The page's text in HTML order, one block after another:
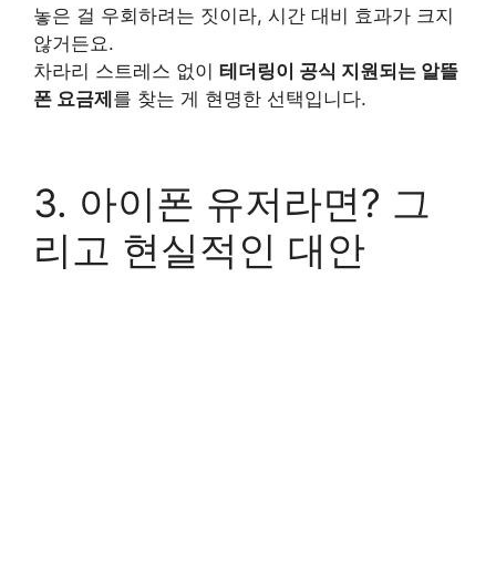
놓은 걸 우회하려는 짓이라, 시간 대비 효과가 크지
않거든요.
차라리 스트레스 없이 테더링이 공식 지원되는 알뜰
폰 요금제를 찾는 게 현명한 선택입니다.
3. 아이폰 유저라면? 그
리고 현실적인 대안